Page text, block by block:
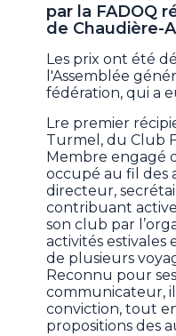
par la FADOQ
de Chaudière-
Les prix ont été
l'Assemblée
fédération, qui a
Lre premier
Turmel, du Club
Membre engagé
occupé au fil des
directeur,
contribuant
son club par
activités estivales
de plusieurs
Reconnu pour
communicateur,
conviction, tout
propositions des